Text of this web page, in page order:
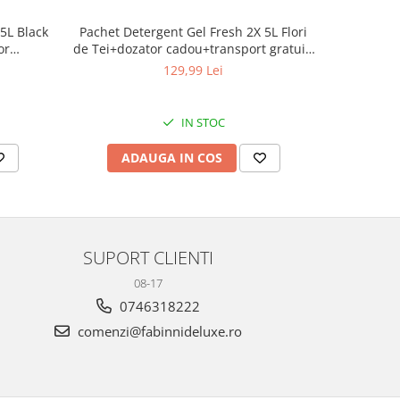
Black
Pachet Detergent Gel Fresh 2X 5L Flori
de Tei+dozator cadou+transport gratuit!
-
129,99 Lei
IN STOC
ADAUGA IN COS
SUPORT CLIENTI
08-17
0746318222
comenzi@fabinnideluxe.ro